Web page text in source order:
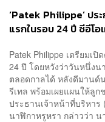
‘Patek Philippe’ ปร
แรกในรอบ 24 ปี ซีอีโ
Patek Philippe เตรียมเ
24 ปี โดยหวังว่าวันหนึ่ง
ตลอดกาลได้ หลังดีมานด์
รีเทล พร้อมเผยแผนให้ลู
ประธานเจ้าหน้าที่บริหาร
นาฬิกาหรูหรา กล่าวว่า น